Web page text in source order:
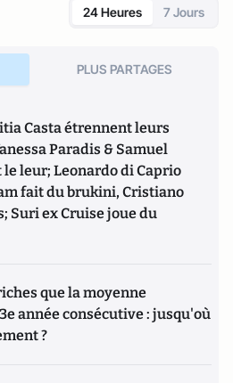
24 Heures 7 Jours
PLUS PARTAGES
Casta étrennent leurs
Paradis & Samuel
leur; Leonardo di Caprio
fait du brukini, Cristiano
Suri ex Cruise joue du
que la moyenne
année consécutive : jusqu'où
?